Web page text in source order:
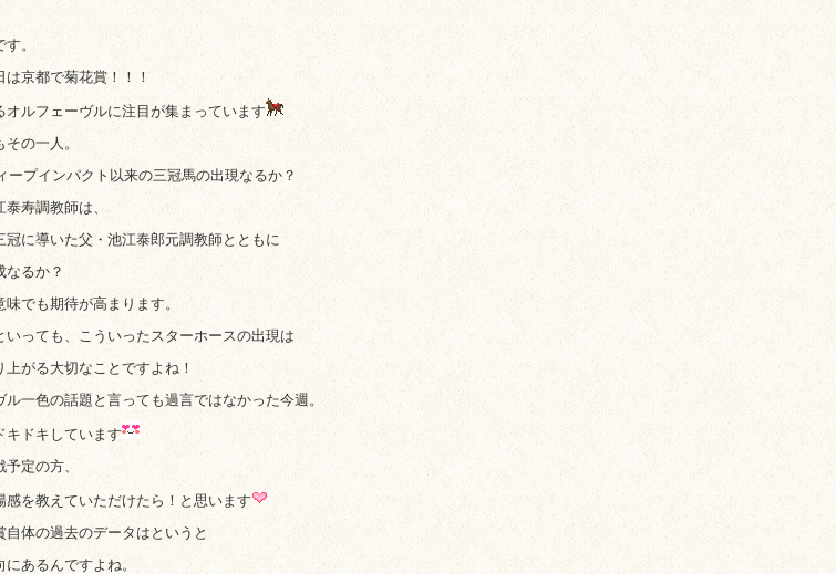
。
は京都で菊花賞！！！
オルフェーヴルに注目が集まっています
その一人。
ープインパクト以来の三冠馬の出現なるか？
泰寿調教師は、
冠に導いた父・池江泰郎元調教師とともに
なるか？
味でも期待が高まります。
いっても、こういったスターホースの出現は
上がる大切なことですよね！
ル一色の話題と言っても過言ではなかった今週。
キドキしています
予定の方、
感を教えていただけたら！と思います
自体の過去のデータはというと
にあるんですよね。